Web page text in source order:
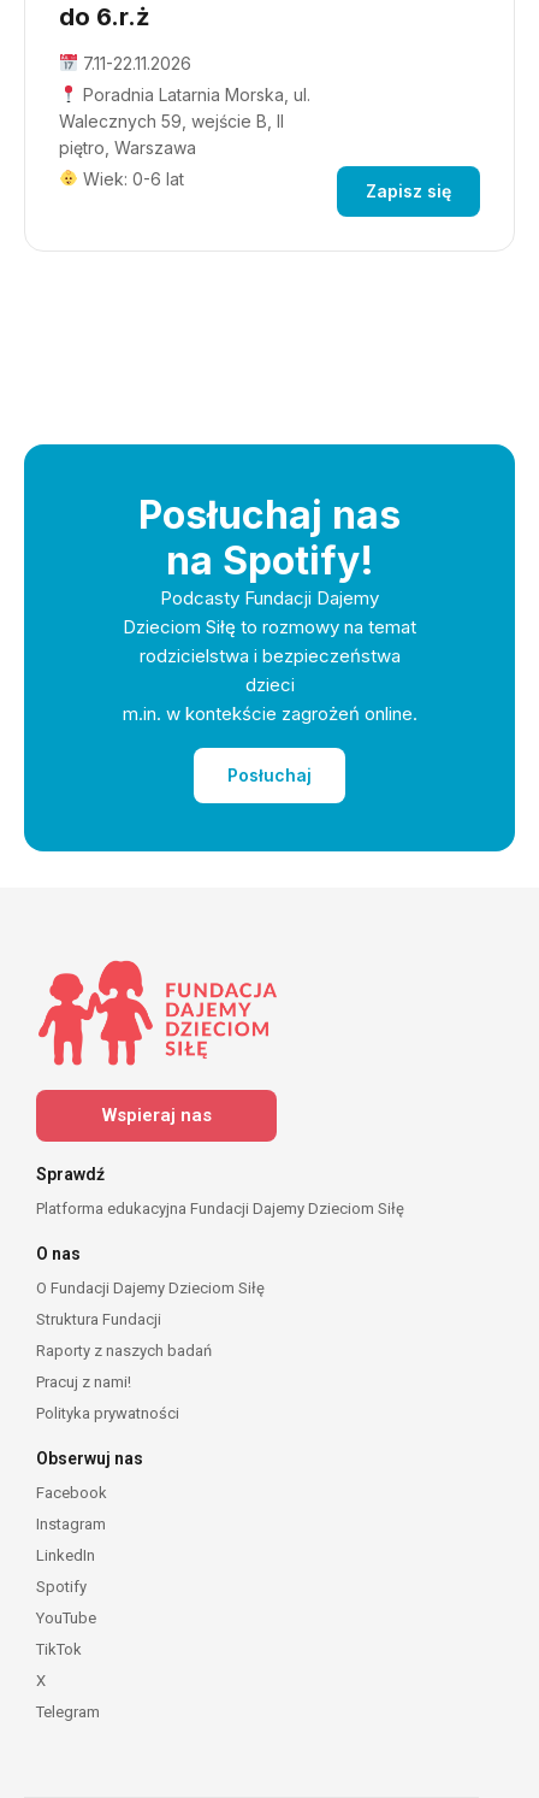
do 6.r.ż
7.11-22.11.2026
Poradnia Latarnia Morska, ul.
Walecznych 59, wejście B, II
piętro, Warszawa
Wiek: 0-6 lat
Zapisz się
Posłuchaj nas
na Spotify!
Podcasty Fundacji Dajemy
Dzieciom Siłę to rozmowy na temat
rodzicielstwa i bezpieczeństwa
dzieci
m.in. w kontekście zagrożeń online.
Posłuchaj
Wspieraj nas
Sprawdź
Platforma edukacyjna Fundacji Dajemy Dzieciom Siłę
O nas
O Fundacji Dajemy Dzieciom Siłę
Struktura Fundacji
Raporty z naszych badań
Pracuj z nami!
Polityka prywatności
Obserwuj nas
Facebook
Instagram
LinkedIn
Spotify
YouTube
TikTok
X
Telegram